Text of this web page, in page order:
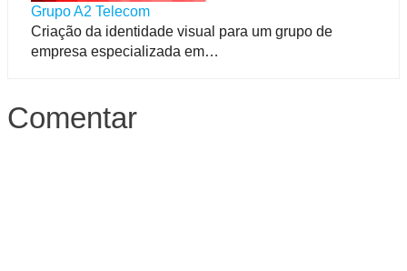
Grupo A2 Telecom
Criação da identidade visual para um grupo de
empresa especializada em…
Comentar